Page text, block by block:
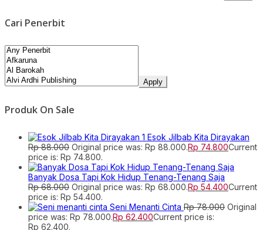
Cari Penerbit
Apply
Produk On Sale
Esok Jilbab Kita Dirayakan
Rp88.000 Original price was: Rp 88.000.Rp 74.800Current
price is: Rp 74.800.
Banyak Dosa Tapi Kok Hidup Tenang-Tenang Saja
Rp68.000 Original price was: Rp 68.000.Rp 54.400Current
price is: Rp 54.400.
Seni Menanti Cinta Rp78.000 Original
price was: Rp 78.000.Rp 62.400Current price is:
Rp 62.400.